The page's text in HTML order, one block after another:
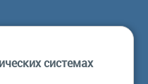
84/32, корп 1системах